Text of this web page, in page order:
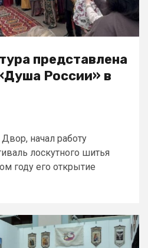
представлена
России» в
начал работу
лоскутного шитья
году его открытие